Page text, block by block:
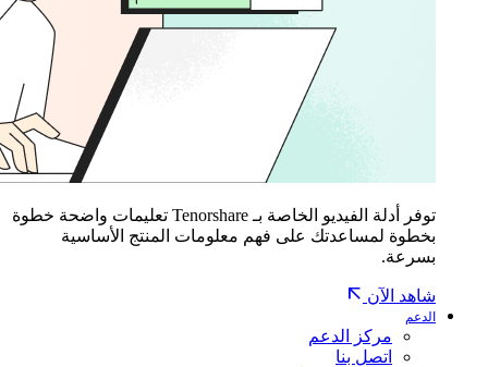
توفر أدلة الفيديو الخاصة بـ Tenorshare تعليمات واضحة خطوة
بخطوة لمساعدتك على فهم معلومات المنتج الأساسية
بسرعة.
شاهد الآن
الدعم
مركز الدعم
اتصل بنا